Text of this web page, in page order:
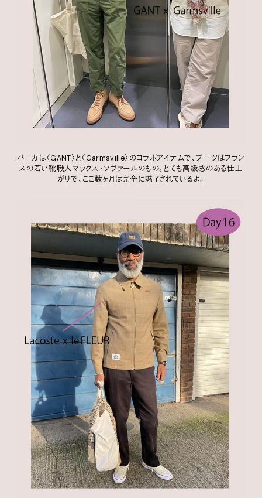
パーカは〈GANT〉と〈Garmsville〉のコラボアイテムで、ブーツはフラン
スの若い靴職人マックス・ソヴァールのもの。とても高級感のある仕上
がりで、ここ数ヶ月は完全に魅了されているよ。